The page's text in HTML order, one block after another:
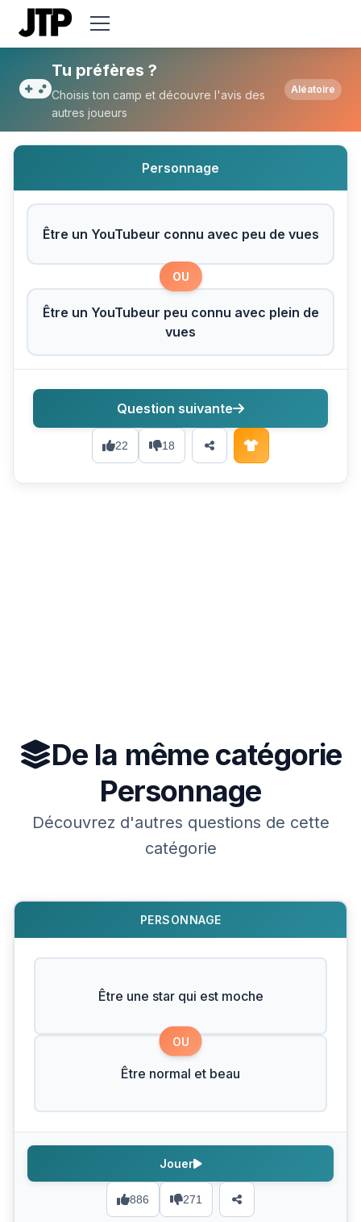
Tu préfères Être un YouTubeur connu
Tu préfères ?
Choisis ton camp et découvre l'avis des
autres joueurs
Aléatoire
Personnage
Être un YouTubeur connu avec peu de vues
OU
Être un YouTubeur peu connu avec plein de
vues
22 18
Question suivante
De la même catégorie
Personnage
Découvrez d'autres questions de cette
catégorie
PERSONNAGE
Être une star qui est moche
OU
Être normal et beau
886 271
Jouer